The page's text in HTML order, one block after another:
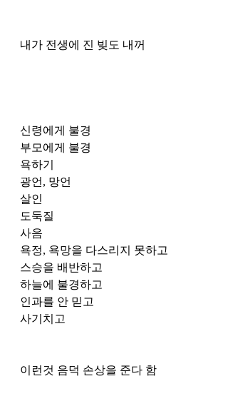
내가 전생에 진 빚도 내꺼
신령에게 불경
부모에게 불경
욕하기
광언, 망언
살인
도둑질
사음
욕정, 욕망을 다스리지 못하고
스승을 배반하고
하늘에 불경하고
인과를 안 믿고
사기치고
이런것 음덕 손상을 준다 함